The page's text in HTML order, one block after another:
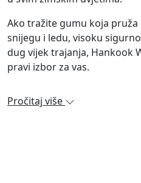
Ako tražite gumu koja
snijegu i ledu, visoku
dug vijek trajanja, Hankook
pravi izbor za vas.
Pročitaj više